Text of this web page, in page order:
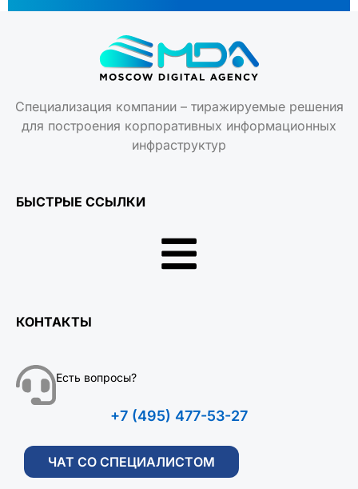
Специализация компании – тиражируемые решения
для построения корпоративных информационных
инфраструктур
БЫСТРЫЕ ССЫЛКИ
КОНТАКТЫ
Есть вопросы?
+7 (495) 477-53-27
ЧАТ СО СПЕЦИАЛИСТОМ